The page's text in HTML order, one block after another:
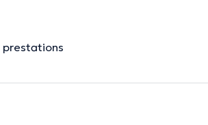
prestations